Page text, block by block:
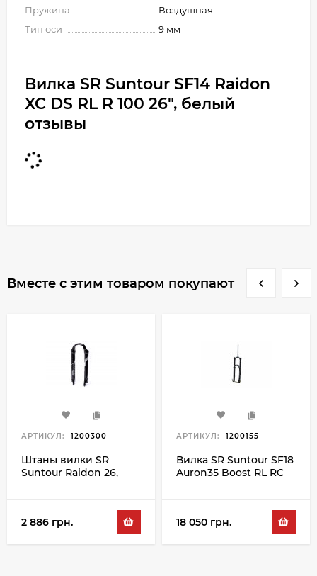
Пружина
Воздушная
Тип оси
9 мм
Вилка SR Suntour SF14 Raidon
XC DS RL R 100 26", белый
отзывы
Вместе с этим товаром покупают
АРТИКУЛ: 1200300
Штаны вилки SR
Suntour Raidon 26,
2 886 грн.
АРТИКУЛ: 1200155
Вилка SR Suntour SF18
Auron35 Boost RL RC
18 050 грн.